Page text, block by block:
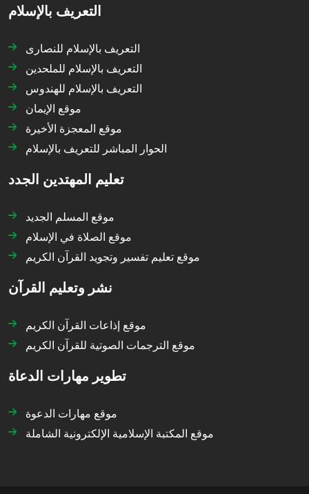
التعريف بالإسلام
التعريف بالإسلام للنصارى
التعريف بالإسلام للملحدين
التعريف بالإسلام للهندوس
موقع الإيمان
موقع المعجزة الأخيرة
الحوار المباشر للتعريف بالإسلام
تعليم المهتدين الجدد
موقع المسلم الجديد
موقع الصلاة في الإسلام
موقع تعليم تفسير وتجويد القرآن الكريم
نشر وتعليم القرآن
موقع إذاعات القرآن الكريم
موقع الترجمات الصوتية للقرآن الكريم
تطوير مهارات الدعاة
موقع مهارات الدعوة
موقع المكتبة الإسلامية الإلكترونية الشاملة